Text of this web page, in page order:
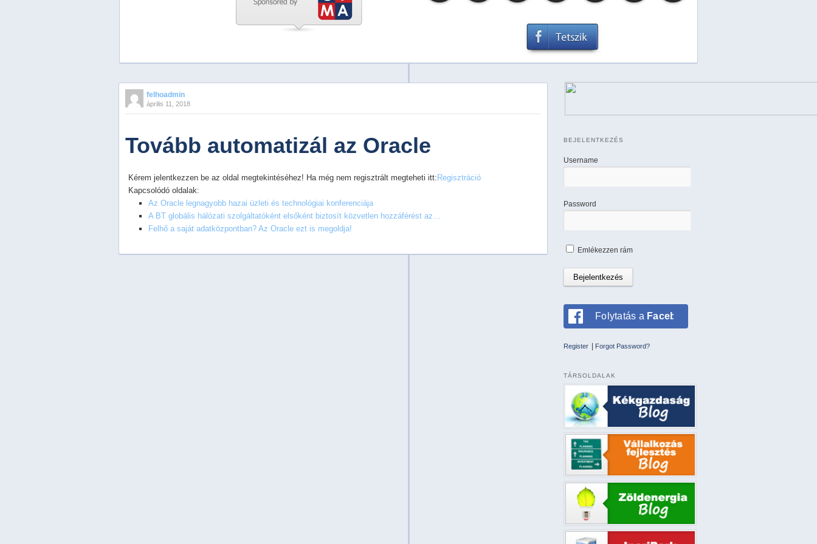
PreviousNextStop
2
5
felhoadmin
április 11, 2018
Tovább automatizál az Oracle
Kérem jelentkezzen be az oldal megtekintéséhez! Ha még nem regisztrált megteheti itt:Regisztráció
Kapcsolódó oldalak:
Az Oracle legnagyobb hazai üzleti és technológiai konferenciája
A BT globális hálózati szolgáltatóként elsőként biztosít közvetlen hozzáférést az…
Felhő a saját adatközpontban? Az Oracle ezt is megoldja!
BEJELENTKEZÉS
Username
Password
Emlékezzen rám
Folytatás a Facebookkal
Register Forgot Password?
TÁRSOLDALAK